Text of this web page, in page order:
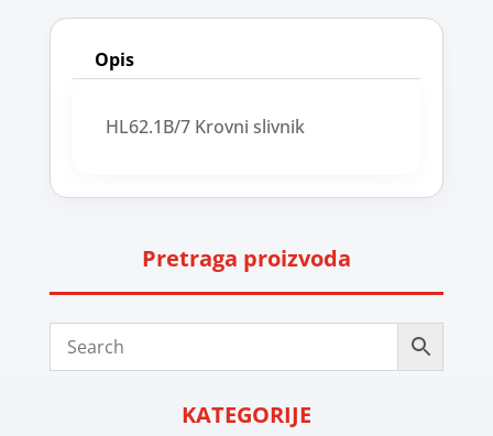
Opis
HL62.1B/7 Krovni slivnik
Pretraga proizvoda
KATEGORIJE